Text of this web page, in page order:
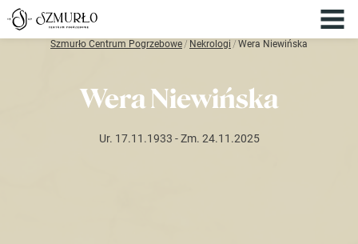
Szmurło Centrum Pogrzebowe / Nekrologi / Wera Niewińska
Wera Niewińska
Ur. 17.11.1933 - Zm. 24.11.2025